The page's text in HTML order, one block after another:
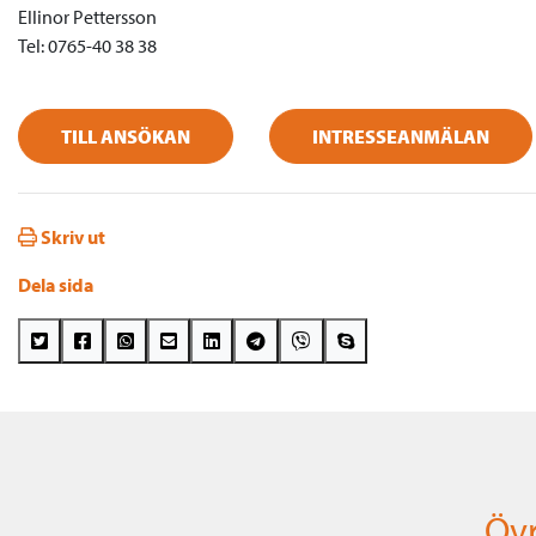
Ellinor Pettersson
Tel: 0765-40 38 38
TILL ANSÖKAN INTRESSEANMÄLAN
Skriv ut
Dela sida